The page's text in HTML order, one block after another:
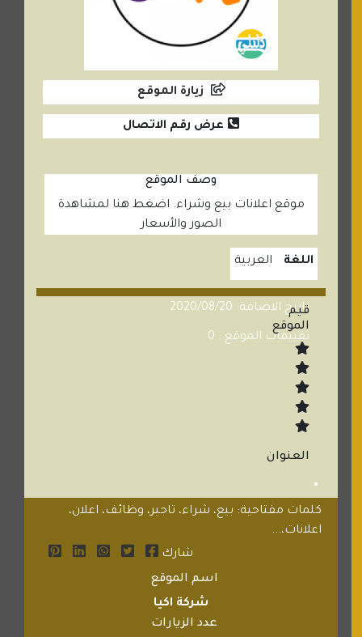
زيارة الموقع
عرض رقم الاتصال
وصف الموقع
موقع اعلانات بيع وشراء. اضغط هنا لمشاهدة
الصور والأسعار
اللغة العربية
تاريخ الاضافة: 2020/08/20
تقييمات الموقع : 0
قيم
الموقع
العنوان
كلمات مفتاحية: بيع، شراء، تاجير، وظائف، اعلان،
اعلانات،...
شارك
اسم الموقع
شركة اكيا
عدد الزيارات